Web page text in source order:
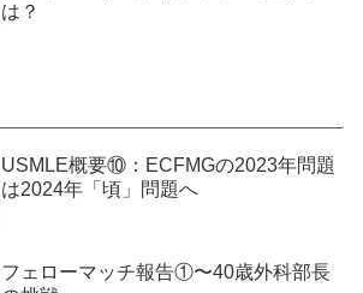
は？
USMLE概要⑩：ECFMGの2023年問題
は2024年「頃」問題へ
フェローマッチ報告①〜40歳外科部長